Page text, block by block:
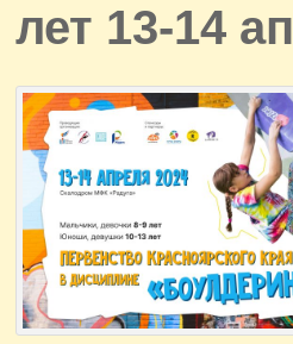
лет 13-14